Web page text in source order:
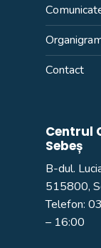
Contact
Centrul
Sebeș
B-dul.
515800,
Telefon:
– 16:00